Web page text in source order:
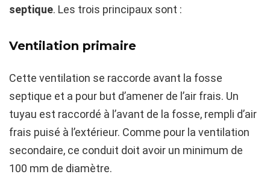
septique. Les trois principaux sont :
Ventilation primaire
Cette ventilation se raccorde avant la fosse
septique et a pour but d’amener de l’air frais. Un
tuyau est raccordé à l’avant de la fosse, rempli d’air
frais puisé à l’extérieur. Comme pour la ventilation
secondaire, ce conduit doit avoir un minimum de
100 mm de diamètre.